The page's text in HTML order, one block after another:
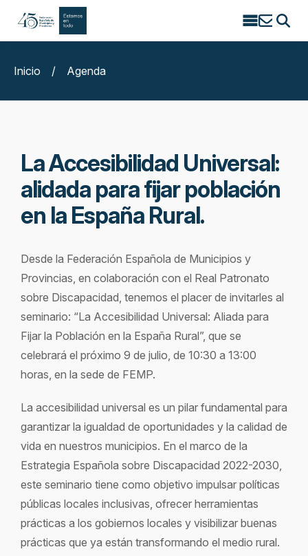
Search
Inicio
/ Agenda
La Accesibilidad Universal:
alidada para fijar población
en la España Rural.
Desde la Federación Española de Municipios y
Provincias, en colaboración con el Real Patronato
sobre Discapacidad, tenemos el placer de invitarles al
seminario: “La Accesibilidad Universal: Aliada para
Fijar la Población en la España Rural”, que se
celebrará el próximo 9 de julio, de 10:30 a 13:00
horas, en la sede de FEMP.
La accesibilidad universal es un pilar fundamental para
garantizar la igualdad de oportunidades y la calidad de
vida en nuestros municipios. En el marco de la
Estrategia Española sobre Discapacidad 2022-2030,
este seminario tiene como objetivo impulsar políticas
públicas locales inclusivas, ofrecer herramientas
prácticas a los gobiernos locales y visibilizar buenas
prácticas que ya están transformando el medio rural.